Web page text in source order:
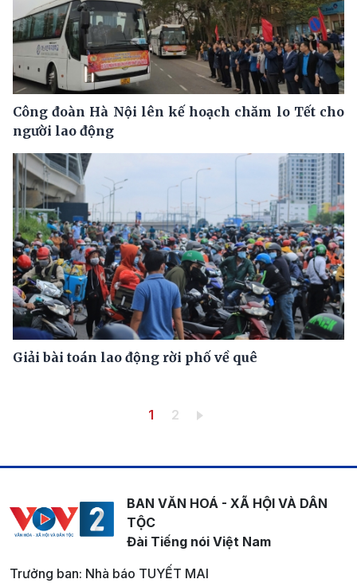
Công đoàn Hà Nội lên kế hoạch chăm lo Tết cho
người lao động
Giải bài toán lao động rời phố về quê
Trang hiện thời
1 Trang
2
BAN VĂN HOÁ - XÃ HỘI VÀ DÂN
TỘC
Đài Tiếng nói Việt Nam
Trưởng ban: Nhà báo TUYẾT MAI